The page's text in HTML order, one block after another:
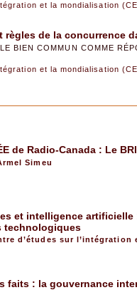
et la mondialisation
règles de la concurrence
BIEN COMMUN COMME
et la mondialisation
de Radio-Canada : Le
Simeu
et intelligence
technologiques
d’études sur
faits : la gouvernance